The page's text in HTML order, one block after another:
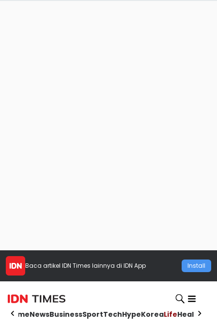
Baca artikel IDN Times lainnya di IDN App Install
HomeNewsBusinessSportTechHypeKoreaLifeHealth